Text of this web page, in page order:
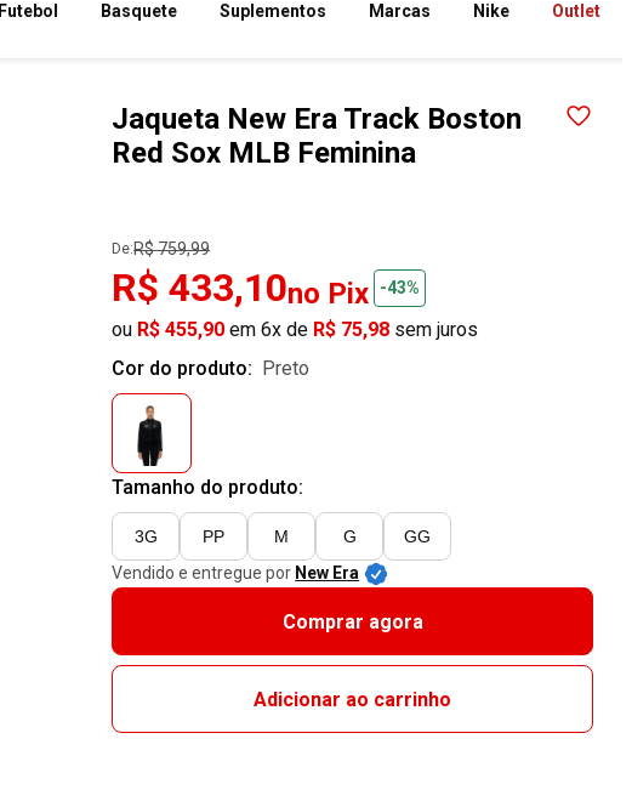
Futebol Basquete Suplementos Marcas Nike Outlet
Jaqueta New Era Track Boston
Red Sox MLB Feminina
De:R$ 759,99
R$ 433,10no Pix -43%
ou R$ 455,90 em 6x de R$ 75,98 sem juros
Cor do produto:
preto
Tamanho do produto:
3G PP M G
GG
Vendido e entregue por New Era
Comprar agora
Adicionar ao carrinho